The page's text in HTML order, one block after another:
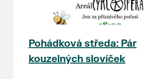
Pohádková středa: Pár
kouzelných slovíček